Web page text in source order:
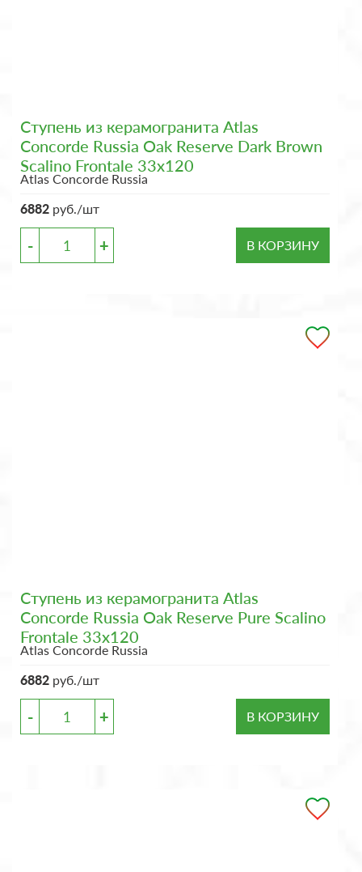
Ступень из керамогранита Atlas
Concorde Russia Oak Reserve Dark Brown
Scalino Frontale 33x120
Atlas Concorde Russia
6882 руб./шт
- + В КОРЗИНУ
Ступень из керамогранита Atlas
Concorde Russia Oak Reserve Pure Scalino
Frontale 33x120
Atlas Concorde Russia
6882 руб./шт
- + В КОРЗИНУ